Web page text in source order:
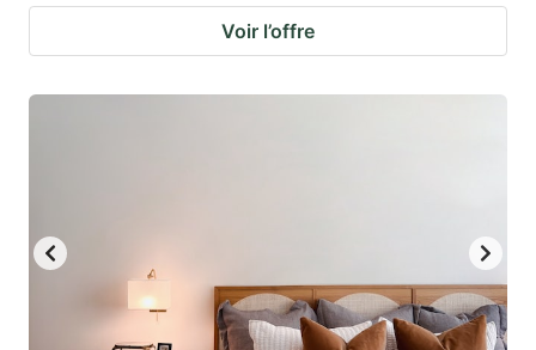
Voir l’offre